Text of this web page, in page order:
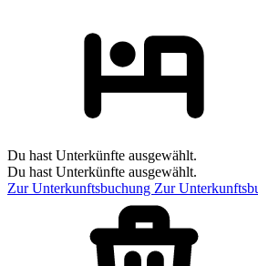
Du hast Unterkünfte ausgewählt.
Du hast Unterkünfte ausgewählt.
Zur Unterkunftsbuchung Zur